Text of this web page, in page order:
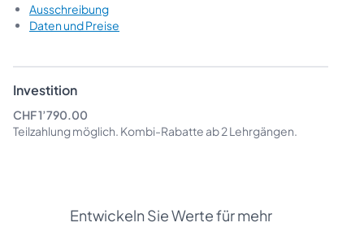
Ausschreibung
Daten und Preise
Investition
CHF 1’790.00
Teilzahlung möglich. Kombi-Rabatte ab 2 Lehrgängen.
Entwickeln Sie Werte für mehr